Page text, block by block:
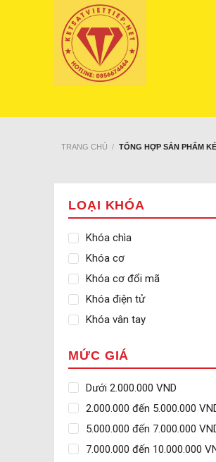
TRANG CHỦ / TỔNG HỢP SẢN PHẨM
LOẠI KHÓA
Khóa chìa
Khóa cơ
Khóa cơ đổi mã
Khóa điện tử
Khóa vân tay
MỨC GIÁ
Dưới 2.000.000 VND
2.000.000 đến 5.000.000
5.000.000 đến 7.000.000
7.000.000 đến 10.000.000